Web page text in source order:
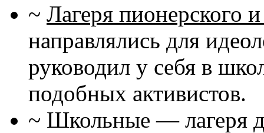
~ Лагеря пионерского
направлялись для
руководил у себя в
подобных активистов.
~ Школьные — лагеря